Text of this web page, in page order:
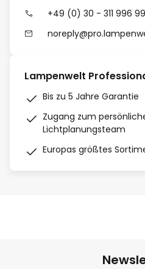
+49 (0) 30 - 311 996 99
Lampenwelt
Bis zu 5 Jahre Garantie
Zugang zum
Lichtplanungsteam
Europas größtes